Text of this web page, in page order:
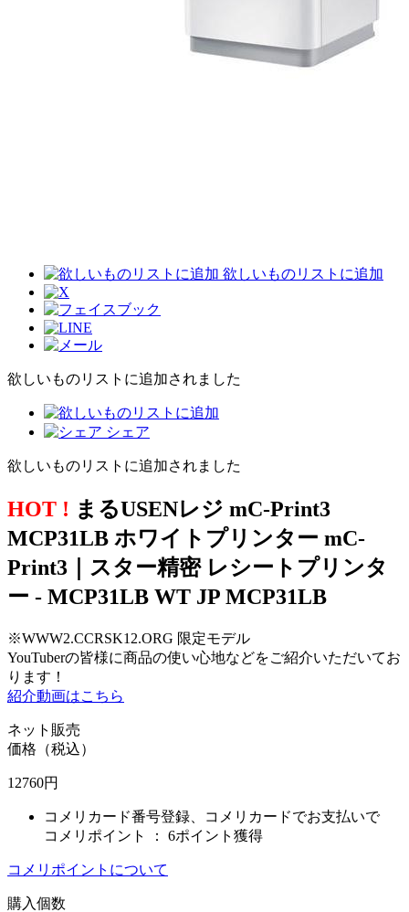
欲しいものリストに追加
欲しいものリストに追加されました
シェア
欲しいものリストに追加されました
HOT ! まるUSENレジ mC-Print3
MCP31LB ホワイトプリンター mC-
Print3｜スター精密 レシートプリンタ
ー - MCP31LB WT JP MCP31LB
※WWW2.CCRSK12.ORG 限定モデル
YouTuberの皆様に商品の使い心地などをご紹介いただいてお
ります！
紹介動画はこちら
ネット販売
価格（税込）
12760円
コメリカード番号登録、コメリカードでお支払いで
コメリポイント ： 6ポイント獲得
コメリポイントについて
購入個数